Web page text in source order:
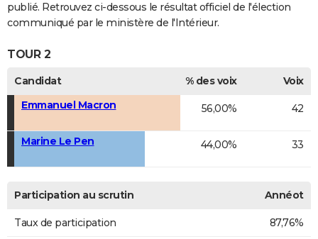
COPAINS D'AVANT
Se connecter
Entreprises
Service militaire
Avis de recherche
publié. Retrouvez ci-dessous le résultat officiel de l'élection
communiqué par le ministère de l'Intérieur.
TOUR 2
Candidat % des voix
Voix
Emmanuel Macron
56,00% 42
Marine Le Pen 44,00% 33
Participation au scrutin Annéot
Taux de participation 87,76%